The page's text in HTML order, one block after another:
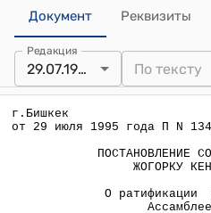
Документ Реквизиты
Редакция
29.07.1995